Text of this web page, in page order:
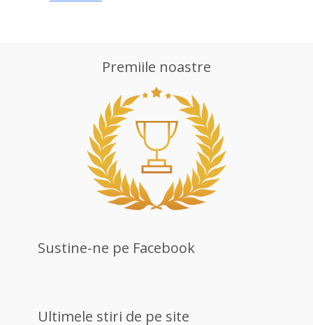
Premiile noastre
Sustine-ne pe Facebook
Ultimele stiri de pe site